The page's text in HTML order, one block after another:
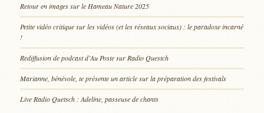
Retour en images sur le Hameau Nature 2025
Petite vidéo critique sur les vidéos (et les réseaux sociaux) : le paradoxe incarné
!
Rediffusion de podcast d’Au Poste sur Radio Questch
Marianne, bénévole, te présente un article sur la préparation des festivals
Live Radio Quetsch : Adeline, passeuse de chants